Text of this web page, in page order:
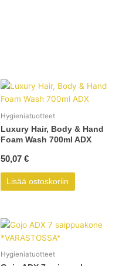
Hygieniatuotteet
Luxury Hair, Body & Hand
Foam Wash 700ml ADX
50,07 €
Lisää ostoskoriin
Hygieniatuotteet
Tällä